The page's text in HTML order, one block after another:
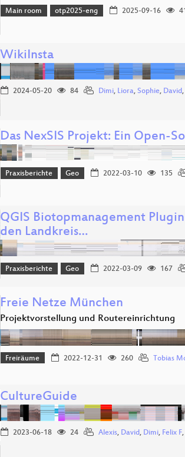
Main room otp2025-eng 2025-09-16
WikiInsta
2024-05-20 84 Dimi, Liora, Sophie, David,
Das NexSIS Projekt: Ein Open-
Praxisberichte Geo 2022-03-10 135
QGIS Biotopmanagement
den Landkreis…
Praxisberichte Geo 2022-03-09 167
Freie Netze München
Projektvorstellung und Routereinrichtung
Freiräume 2022-12-31 260 Tobias
CultureGuide
2023-06-18 24 Alexis, David, Dimi, Felix F,